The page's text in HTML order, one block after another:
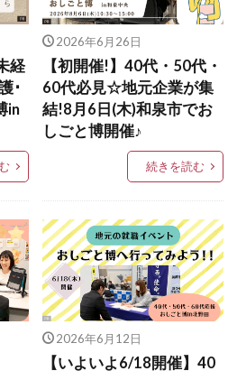
経
･
in
2026年6月26日
【初開催!】40代・50代・
60代必見☆地元企業が集
結!8月6日(木)和泉市でお
しごと博開催♪
続きを読む
2026年6月12日
【いよいよ6/18開催】40